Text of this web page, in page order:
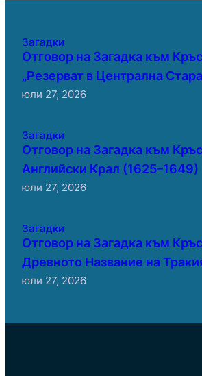
Загадки
Отговор на Загадка към
„Резерват в Централна
юли 27, 2026
Загадки
Отговор на Загадка към
Английски Крал (1625–1649)
юли 27, 2026
Загадки
Отговор на Загадка към
Древното Название на
юли 27, 2026